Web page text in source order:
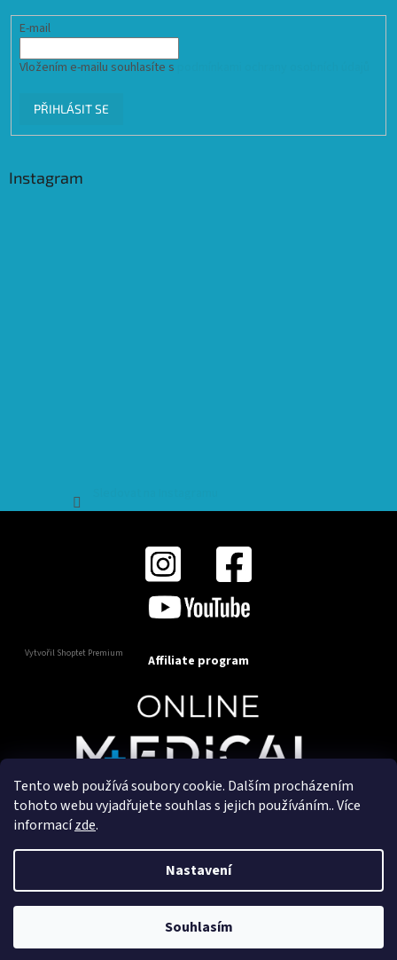
Tento web používá soubory cookie. Dalším procházením
tohoto webu vyjadřujete souhlas s jejich používáním.. Více
informacízde.
Nastavení
Souhlasím
E-mail
Vložením e-mailu souhlasíte s
PŘIHLÁSIT SE
Instagram
Vytvořil Shoptet Premium Affiliate program
Copyright 2025OnlineMedical.cz. Všechna práva
Vytvořil a marketingově zajišťuje